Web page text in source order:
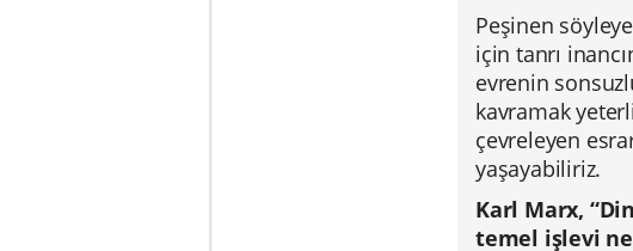
Peşinen
için tanrı
evrenin
kavramak
çevreleyen
yaşayabiliriz.
Karl Marx,
temel işlevi